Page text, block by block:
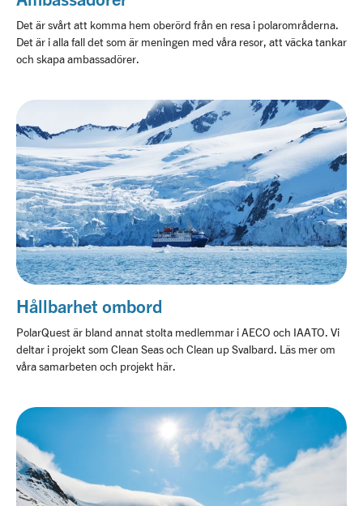
Linkedin
Vårt kontorsteam
Vårt guideteam
Unlimited Travel Group
Nytt regelverk på Svalbard
Press
Det är svårt att komma hem oberörd från en resa i polarområderna.
Det är i alla fall det som är meningen med våra resor, att väcka tankar
och skapa ambassadörer.
Hållbarhet ombord
PolarQuest är bland annat stolta medlemmar i AECO och IAATO. Vi
deltar i projekt som Clean Seas och Clean up Svalbard. Läs mer om
våra samarbeten och projekt här.